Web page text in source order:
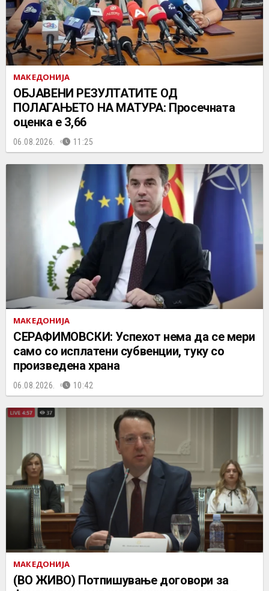
МАКЕДОНИЈА
ОБЈАВЕНИ РЕЗУЛТАТИТЕ ОД
ПОЛАГАЊЕТО НА МАТУРА: Просечната
оценка е 3,66
06.08.2026. 11:25
МАКЕДОНИЈА
СЕРАФИМОВСКИ: Успехот нема да се мери
само со исплатени субвенции, туку со
произведена храна
06.08.2026. 10:42
МАКЕДОНИЈА
(ВО ЖИВО) Потпишување договори за